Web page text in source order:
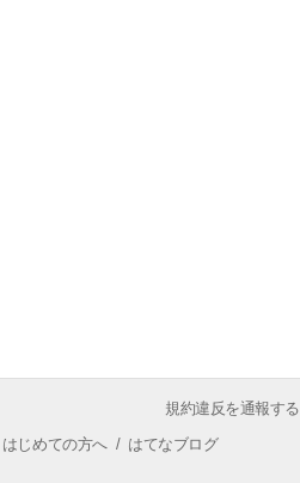
規約違反を通報する
はじめての方へ/ はてなブログ